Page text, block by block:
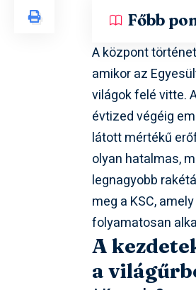
Főbb
A központ
amikor az
világok felé vitte.
évtized végéig
látott mértékű
olyan hatalmas,
legnagyobb
meg a KSC,
folyamatosan
A
a